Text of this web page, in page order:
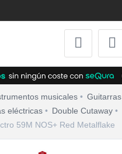
musicales
Guitarras
eléctricas
Double Cutaway
59M NOS+ Red Metalflake